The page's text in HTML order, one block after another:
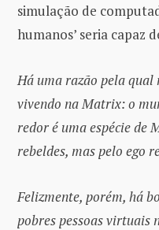
simulação de
humanos’ seria capaz
Há uma razão pela qual
vivendo na Matrix: o
redor é uma espécie de
rebeldes, mas pelo ego
Felizmente, porém, há
pobres pessoas virtuais